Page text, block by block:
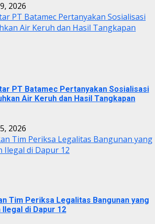
2026
PT Batamec Pertanyakan Sosialisasi
Air Keruh dan Hasil Tangkapan
PT Batamec Pertanyakan Sosialisasi
Air Keruh dan Hasil Tangkapan
2026
Tim Periksa Legalitas Bangunan yang
Ilegal di Dapur 12
Tim Periksa Legalitas Bangunan yang
Ilegal di Dapur 12